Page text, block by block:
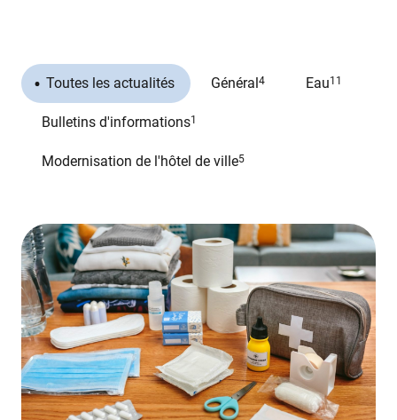
Toutes les actualités Général4 Eau11
Bulletins d'informations1
Modernisation de l'hôtel de ville5